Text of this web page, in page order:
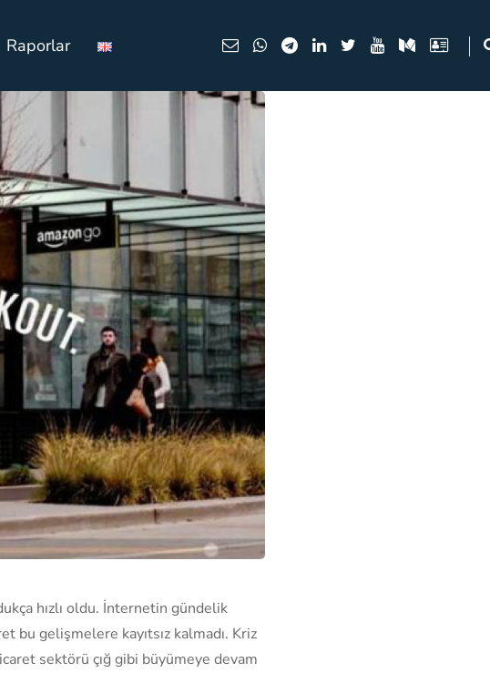
Raporlar
hızlı oldu. İnternetin gündelik
bu gelişmelere kayıtsız kalmadı. Kriz
sektörü çığ gibi büyümeye devam